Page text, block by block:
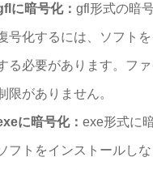
に暗号化： gfl形式の暗
号化するには、ソフト
る必要があります。フ
限がありません。
に暗号化： exe形式に
フトをインストールし